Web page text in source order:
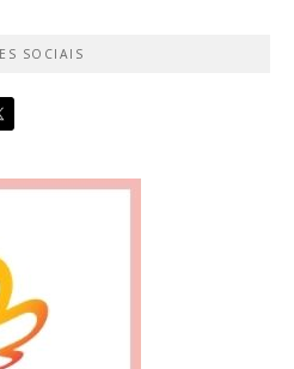
SOCIAIS